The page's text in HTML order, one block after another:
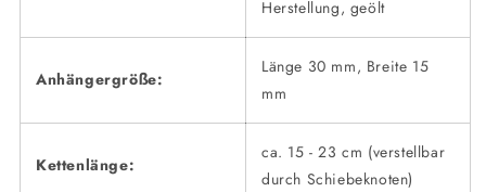
Herstellung, geölt
Anhängergröße:
Länge 30 mm, Breite 15
mm
Kettenlänge:
ca. 15 - 23 cm (verstellbar
durch Schiebeknoten)